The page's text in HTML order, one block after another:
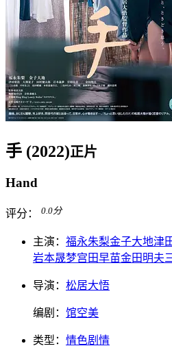
手 (2022)正片
Hand
评分： 0.0分
主演： 福永朱梨金子大地津
岩本晟梦宫田早苗金田明夫
导演： 松居大悟
编剧： 馆空美
类型： 情色剧情